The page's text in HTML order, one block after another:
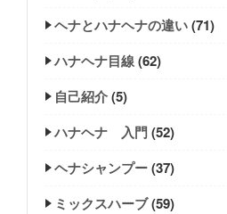
ヘナとハナヘナの違い(71)
ハナヘナ目線(62)
自己紹介(5)
ハナヘナ 入門(52)
ヘナシャンプー(37)
ミックスハーブ(59)